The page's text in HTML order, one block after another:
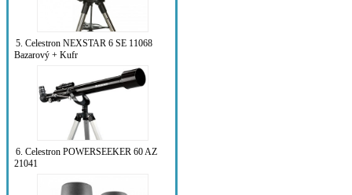
5. Celestron NEXSTAR 6 SE 11068
Bazarový + Kufr
6. Celestron POWERSEEKER 60 AZ
21041